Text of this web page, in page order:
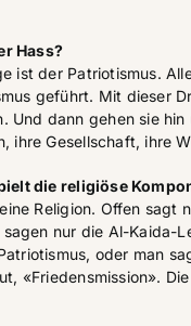
Hass?
ist der Patriotismus.
geführt. Mit dieser
Und dann gehen sie
ihre Gesellschaft, ihre
die religiöse
Religion. Offen sagt
nur die Al-Kaida-
oder man
«Friedensmission».